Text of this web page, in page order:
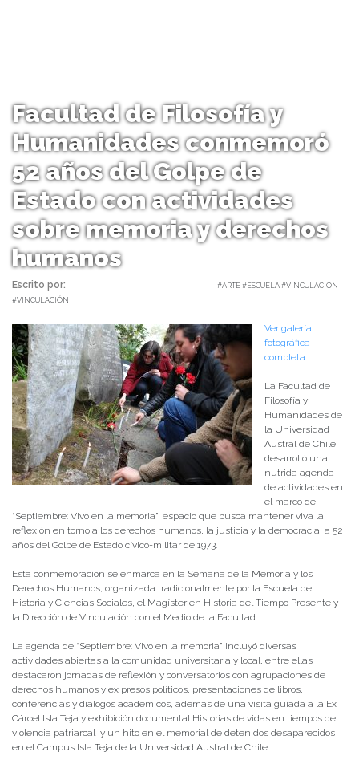
Facultad de Filosofía y
Humanidades conmemoró
52 años del Golpe de
Estado con actividades
sobre memoria y derechos
humanos
Escrito por:
#ARTE #ESCUELA #VINCULACION
#VINCULACIÓN
Ver galería
fotográfica
completa
La Facultad de
Filosofía y
Humanidades de
la Universidad
Austral de Chile
desarrolló una
nutrida agenda
de actividades en
el marco de
“Septiembre: Vivo en la memoria”, espacio que busca mantener viva la
reflexión en torno a los derechos humanos, la justicia y la democracia, a 52
años del Golpe de Estado cívico-militar de 1973.
Esta conmemoración se enmarca en la Semana de la Memoria y los
Derechos Humanos, organizada tradicionalmente por la Escuela de
Historia y Ciencias Sociales, el Magíster en Historia del Tiempo Presente y
la Dirección de Vinculación con el Medio de la Facultad.
La agenda de “Septiembre: Vivo en la memoria” incluyó diversas
actividades abiertas a la comunidad universitaria y local, entre ellas
destacaron jornadas de reflexión y conversatorios con agrupaciones de
derechos humanos y ex presos políticos, presentaciones de libros,
conferencias y diálogos académicos, además de una visita guiada a la Ex
Cárcel Isla Teja y exhibición documental Historias de vidas en tiempos de
violencia patriarcal y un hito en el memorial de detenidos desaparecidos
en el Campus Isla Teja de la Universidad Austral de Chile.